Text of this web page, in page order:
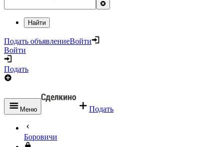
Найти
Подать объявлениеВойти
Войти
Подать
Меню Подать
Боровичи